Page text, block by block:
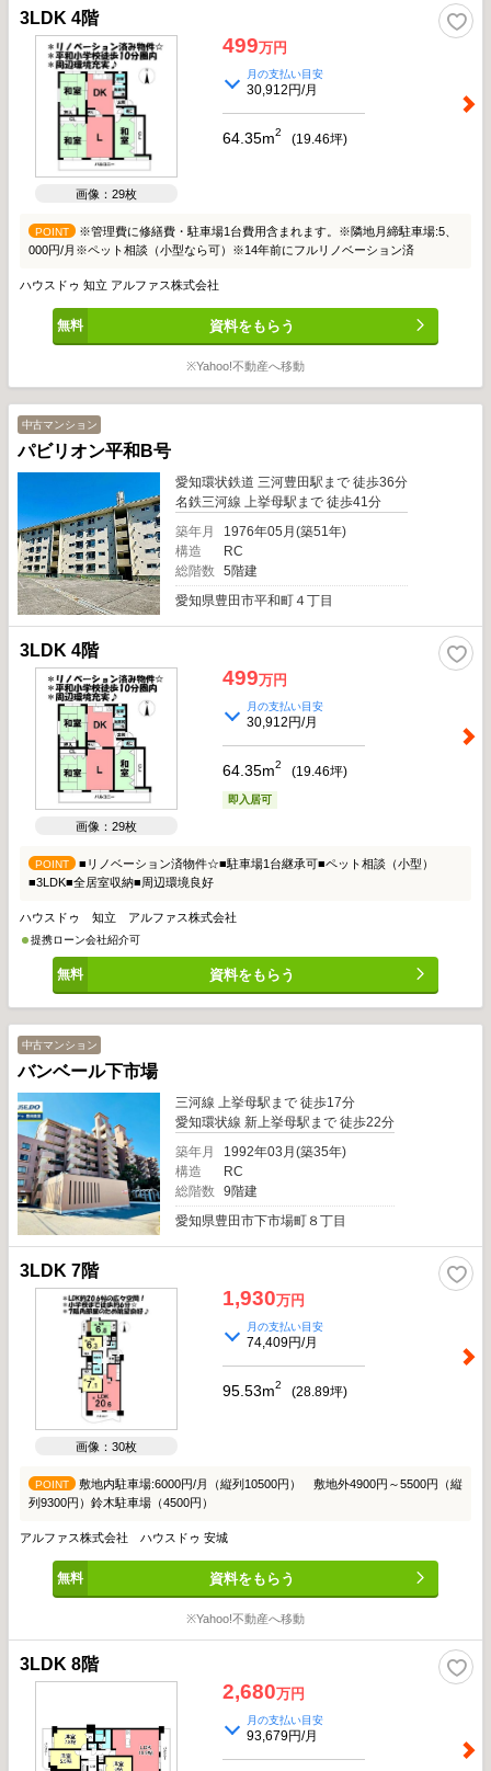
3LDK 4階
画像：29枚
499万円
月の支払い目安
30,912円/月
64.35m2 (19.46坪)
POINT
※管理費に修繕費・駐車場1台費用含まれます。※隣地月締駐車場:5、
000円/月※ペット相談（小型なら可）※14年前にフルリノベーション済
ハウスドゥ 知立 アルファス株式会社
資料をもらう
※Yahoo!不動産へ移動
中古マンション
パビリオン平和B号
愛知環状鉄道 三河豊田駅まで 徒歩36分
名鉄三河線 上挙母駅まで 徒歩41分
築年月
1976年05月(築51年)
構造
RC
総階数
5階建
愛知県豊田市平和町４丁目
3LDK 4階
画像：29枚
499万円
月の支払い目安
30,912円/月
64.35m2 (19.46坪)
即入居可
POINT
■リノベーション済物件☆■駐車場1台継承可■ペット相談（小型）
■3LDK■全居室収納■周辺環境良好
ハウスドゥ 知立 アルファス株式会社
提携ローン会社紹介可
資料をもらう
中古マンション
バンベール下市場
三河線 上挙母駅まで 徒歩17分
愛知環状線 新上挙母駅まで 徒歩22分
築年月
1992年03月(築35年)
構造
RC
総階数
9階建
愛知県豊田市下市場町８丁目
3LDK 7階
画像：30枚
1,930万円
月の支払い目安
74,409円/月
95.53m2 (28.89坪)
POINT
敷地内駐車場:6000円/月（縦列10500円） 敷地外4900円～5500円（縦
列9300円）鈴木駐車場（4500円）
アルファス株式会社 ハウスドゥ 安城
資料をもらう
※Yahoo!不動産へ移動
3LDK 8階
2,680万円
月の支払い目安
93,679円/月